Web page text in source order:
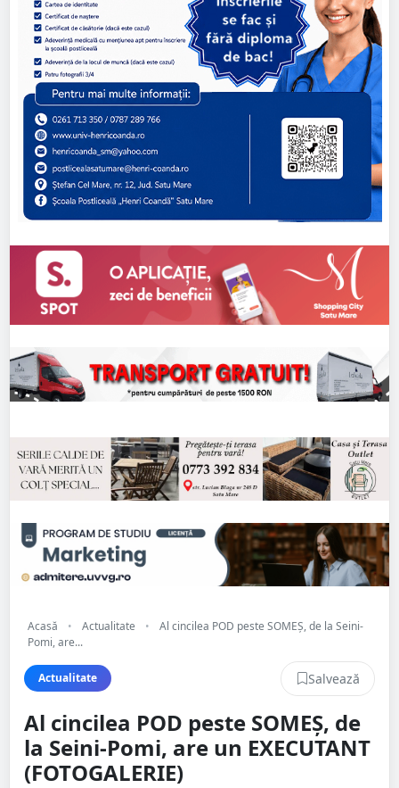
Acasă • Actualitate •
Al cincilea POD peste SOMEȘ, de la Seini-
Pomi, are...
Actualitate Salvează
Al cincilea POD peste SOMEȘ, de
la Seini-Pomi, are un EXECUTANT
(FOTOGALERIE)